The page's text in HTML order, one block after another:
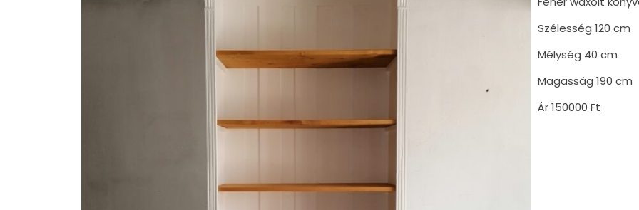
Szélesség 120 cm
Mélység 40 cm
Magasság 190 cm
Ár 150000 Ft